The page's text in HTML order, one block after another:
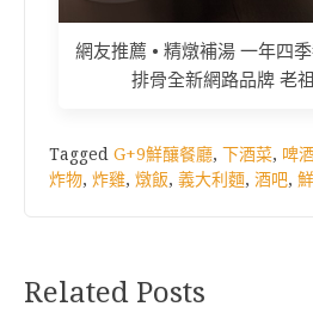
網友推薦 • 精燉補湯 一年四
排骨全新網路品牌 老
Tagged G+9鮮釀餐廳, 下酒菜, 啤
炸物, 炸雞, 燉飯, 義大利麵, 酒吧,
Related Posts